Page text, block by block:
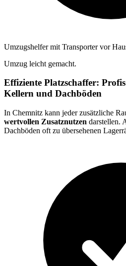
Umzugshelfer mit Transporter vor
Umzug leicht gemacht.
Effiziente Platzschaffer:
Kellern und Dachböden
In Chemnitz kann jeder zusätzliche
wertvollen Zusatznutzen darstellen.
Dachböden oft zu übersehenen